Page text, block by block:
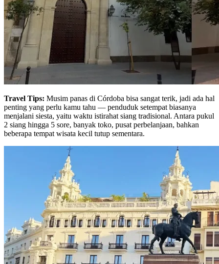
Travel Tips: Musim panas di Córdoba bisa sangat terik, jadi ada hal
penting yang perlu kamu tahu — penduduk setempat biasanya
menjalani siesta, yaitu waktu istirahat siang tradisional. Antara pukul
2 siang hingga 5 sore, banyak toko, pusat perbelanjaan, bahkan
beberapa tempat wisata kecil tutup sementara.